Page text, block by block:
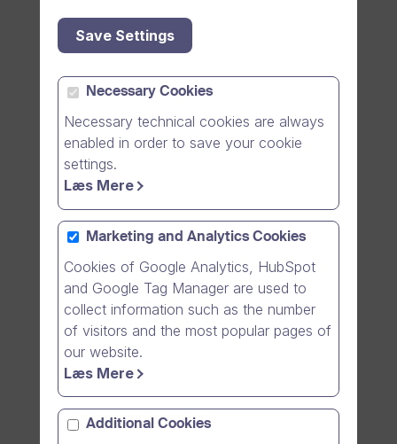
Menestyminen globaalissa
markkinassa
Tilaisuus on
päättynyt
Seuraavaan
kertaan!
Ilmainen kokeilu
Jätä yhteystietosi oheisella
sinulle tänään ilmaisen
Save Settings
Necessary Cookies
Necessary technical cookies are always
enabled in order to save your cookie
settings.
Læs Mere
Marketing and Analytics Cookies
Cookies of Google Analytics, HubSpot
and Google Tag Manager are used to
collect information such as the number
of visitors and the most popular pages of
our website.
Læs Mere
Additional Cookies